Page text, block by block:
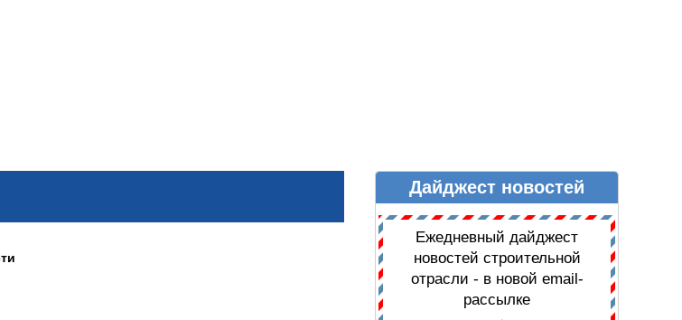
ДАЙДЖЕСТ НОВОСТЕЙДайджест новостей
Ежедневный дайджест
новостей строительной
отрасли - в новой email-
рассылке